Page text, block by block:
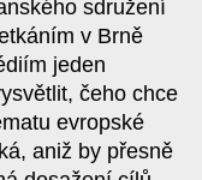
sdružení
v Brně
jeden
čeho chce
evropské
aniž by přesně